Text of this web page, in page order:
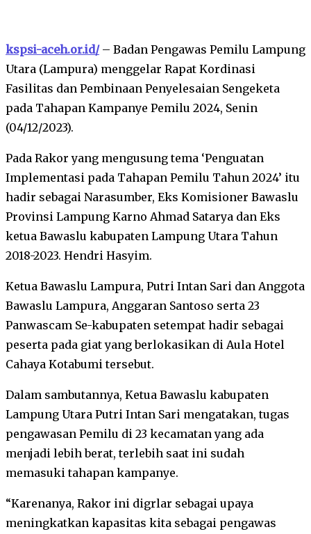
kspsi-aceh.or.id/– Badan Pengawas Pemilu Lampung
Utara (Lampura) menggelar Rapat Kordinasi
Fasilitas dan Pembinaan Penyelesaian Sengeketa
pada Tahapan Kampanye Pemilu 2024, Senin
(04/12/2023).
Pada Rakor yang mengusung tema ‘Penguatan
Implementasi pada Tahapan Pemilu Tahun 2024’ itu
hadir sebagai Narasumber, Eks Komisioner Bawaslu
Provinsi Lampung Karno Ahmad Satarya dan Eks
ketua Bawaslu kabupaten Lampung Utara Tahun
2018-2023. Hendri Hasyim.
Ketua Bawaslu Lampura, Putri Intan Sari dan Anggota
Bawaslu Lampura, Anggaran Santoso serta 23
Panwascam Se-kabupaten setempat hadir sebagai
peserta pada giat yang berlokasikan di Aula Hotel
Cahaya Kotabumi tersebut.
Dalam sambutannya, Ketua Bawaslu kabupaten
Lampung Utara Putri Intan Sari mengatakan, tugas
pengawasan Pemilu di 23 kecamatan yang ada
menjadi lebih berat, terlebih saat ini sudah
memasuki tahapan kampanye.
“Karenanya, Rakor ini digrlar sebagai upaya
meningkatkan kapasitas kita sebagai pengawas